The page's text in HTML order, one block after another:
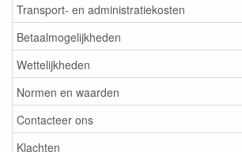
Transport- en administratiekosten
Betaalmogelijkheden
Wettelijkheden
Normen en waarden
Contacteer ons
Klachten